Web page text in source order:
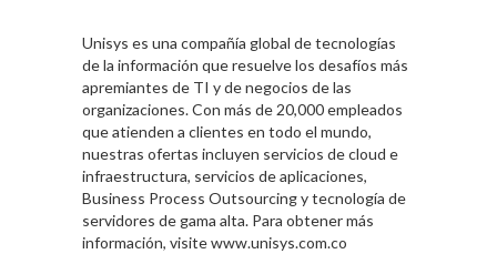
Unisys es una compañía global de tecnologías
de la información que resuelve los desafíos más
apremiantes de TI y de negocios de las
organizaciones. Con más de 20,000 empleados
que atienden a clientes en todo el mundo,
nuestras ofertas incluyen servicios de cloud e
infraestructura, servicios de aplicaciones,
Business Process Outsourcing y tecnología de
servidores de gama alta. Para obtener más
información, visite www.unisys.com.co